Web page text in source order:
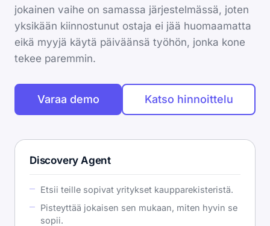
jokainen vaihe on samassa järjestelmässä, joten
yksikään kiinnostunut ostaja ei jää huomaamatta
eikä myyjä käytä päiväänsä työhön, jonka kone
tekee paremmin.
Varaa demo Katso hinnoittelu
Discovery Agent
Etsii teille sopivat yritykset kaupparekisteristä.
Pisteyttää jokaisen sen mukaan, miten hyvin se
sopii.